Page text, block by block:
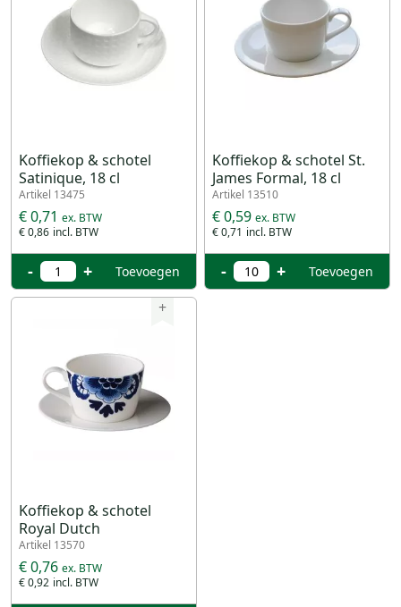
Koffiekop & schotel
Satinique, 18 cl
Artikel 13475
€ 0,86
€ 0,71
- + Toevoegen
Koffiekop & schotel St.
James Formal, 18 cl
Artikel 13510
€ 0,71
€ 0,59
- + Toevoegen
+
Koffiekop & schotel
Royal Dutch
Artikel 13570
€ 0,92
€ 0,76